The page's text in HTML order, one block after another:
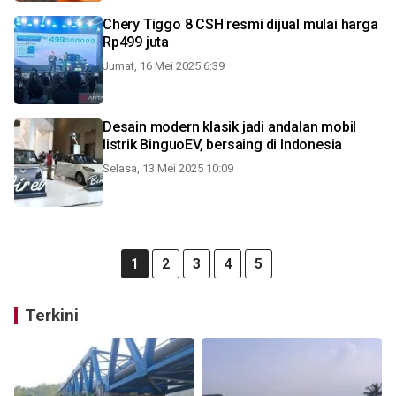
Chery Tiggo 8 CSH resmi dijual mulai harga
Rp499 juta
Jumat, 16 Mei 2025 6:39
Desain modern klasik jadi andalan mobil
listrik BinguoEV, bersaing di Indonesia
Selasa, 13 Mei 2025 10:09
1 2 3 4 5
Terkini